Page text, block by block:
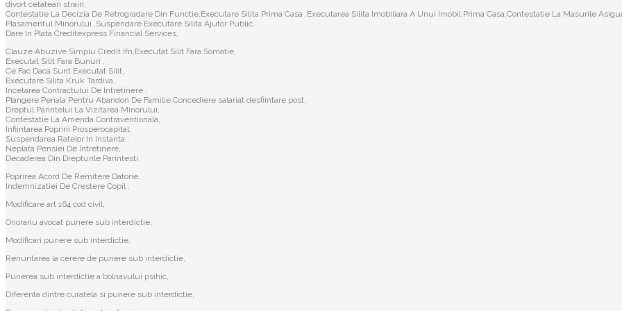
divort cetatean strain,
Contestatie La Decizia De Retrogradare Din Functie,Executare Silita Prima Casa ,Executarea Silita Imobiliara A Unui Imobil Prima Casa,Contestatie La Masurile
Plasamentul Minorului ,Suspendare Executare Silita Ajutor Public,
Dare In Plata Creditexpress Financial Services,
Clauze Abuzive Simplu Credit Ifn,Executat Silit Fara Somatie,
Executat Silit Fara Bunuri ,
Ce Fac Daca Sunt Executat Silit,
Executare Silita Kruk Tardiva,
Incetarea Contractului De Intretinere ,
Plangere Penala Pentru Abandon De Familie,Concediere salariat desfiintare post,
Dreptul Parintelui La Vizitarea Minorului,
Contestatie La Amenda Contraventionala,
Infiintarea Popririi Prosperocapital,
Suspendarea Ratelor In Instanta ,
Neplata Pensiei De Intretinere,
Decaderea Din Drepturile Parintesti,
Poprirea Acord De Remitere Datorie,
Indemnizatiei De Crestere Copil ,
Modificare art 164 cod civil,
Onorariu avocat punere sub interdictie,
Modificari punere sub interdictie,
Renuntarea la cerere de punere sub interdictie,
Punerea sub interdictie a bolnavului psihic,
Diferenta dintre curatela si punere sub interdictie,